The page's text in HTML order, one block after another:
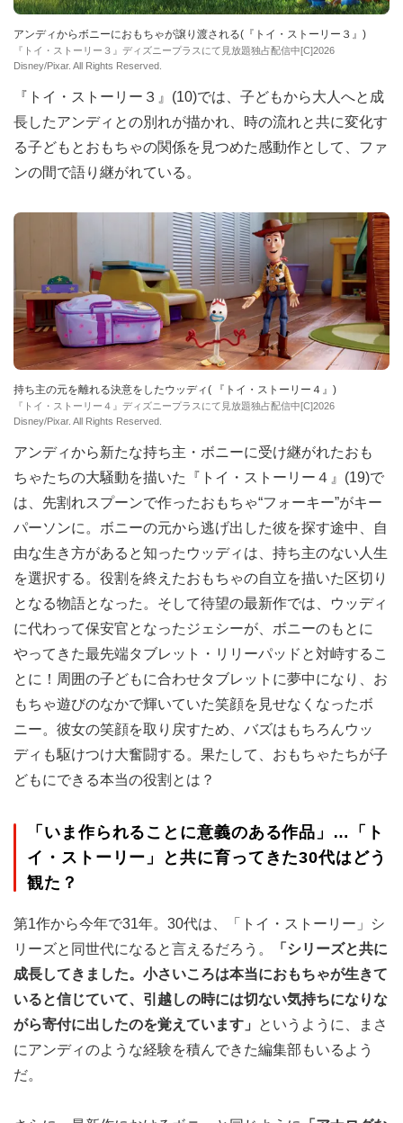
アンディからボニーにおもちゃが譲り渡される(『トイ・ストーリー３』)
『トイ・ストーリー３』ディズニープラスにて見放題独占配信中[C]2026
Disney/Pixar. All Rights Reserved.
『トイ・ストーリー３』(10)では、子どもから大人へと成
長したアンディとの別れが描かれ、時の流れと共に変化す
る子どもとおもちゃの関係を見つめた感動作として、ファ
ンの間で語り継がれている。
持ち主の元を離れる決意をしたウッディ( 『トイ・ストーリー４』)
『トイ・ストーリー４』ディズニープラスにて見放題独占配信中[C]2026
Disney/Pixar. All Rights Reserved.
アンディから新たな持ち主・ボニーに受け継がれたおも
ちゃたちの大騒動を描いた『トイ・ストーリー４』(19)で
は、先割れスプーンで作ったおもちゃ“フォーキー”がキー
パーソンに。ボニーの元から逃げ出した彼を探す途中、自
由な生き方があると知ったウッディは、持ち主のない人生
を選択する。役割を終えたおもちゃの自立を描いた区切り
となる物語となった。そして待望の最新作では、ウッディ
に代わって保安官となったジェシーが、ボニーのもとに
やってきた最先端タブレット・リリーパッドと対峙するこ
とに！周囲の子どもに合わせタブレットに夢中になり、お
もちゃ遊びのなかで輝いていた笑顔を見せなくなったボ
ニー。彼女の笑顔を取り戻すため、バズはもちろんウッ
ディも駆けつけ大奮闘する。果たして、おもちゃたちが子
どもにできる本当の役割とは？
「いま作られることに意義のある作品」…「ト
イ・ストーリー」と共に育ってきた30代はどう
観た？
第1作から今年で31年。30代は、「トイ・ストーリー」シ
リーズと同世代になると言えるだろう。
「シリーズと共に
成長してきました。小さいころは本当におもちゃが生きて
いると信じていて、引越しの時には切ない気持ちになりな
がら寄付に出したのを覚えています」
というように、まさ
にアンディのような経験を積んできた編集部もいるよう
だ。